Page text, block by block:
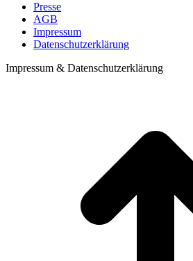
Presse
AGB
Impressum
Datenschutzerklärung
Impressum & Datenschutzerklärung